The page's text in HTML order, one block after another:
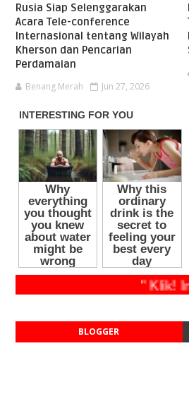
Rusia Siap Selenggarakan
Acara Tele-conference
Internasional tentang Wilayah
Kherson dan Pencarian
Perdamaian
Benang Merah Jun 27, 2026
" Klik!
BLOGGER